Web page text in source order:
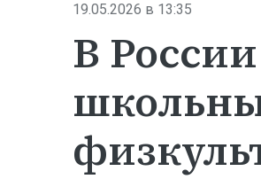
19.05.2026 в 13:35
В